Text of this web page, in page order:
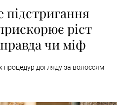
підстригання
ріст
чи міф
догляду за волоссям